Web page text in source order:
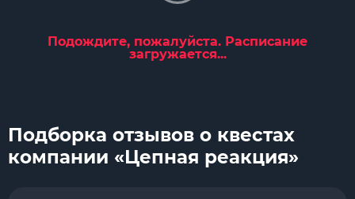
Подождите, пожалуйста. Расписание
загружается...
Подборка отзывов о квестах
компании «Цепная реакция»